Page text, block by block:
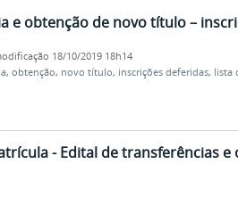
e obtenção de novo título –
18/10/2019 18h14
, obtenção, novo título, inscrições deferidas, lista
- Edital de transferências e